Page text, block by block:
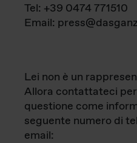
Tel: +39 0474 771510
Email:
Lei non è un
Allora contattateci
questione come
seguente numero di
email: